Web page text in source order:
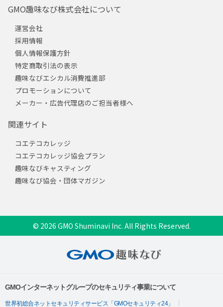
GMO趣味なび株式会社について
運営会社
採用情報
個人情報保護方針
特定商取引法の表示
趣味なびエシカル消費推進部
プロモーションについて
メーカー・広告代理店のご担当者様へ
関連サイト
コエテコカレッジ
コエテコカレッジ協会プラン
趣味なびキャスティング
趣味なび協会・団体マガジン
© 2026 GMO Shuminavi Inc. All Rights Reserved.